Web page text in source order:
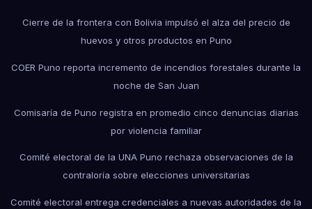
Cierre de la frontera con Bolivia impulsó el alza del precio de
huevos y otros productos en Puno
COER Puno reporta incremento de incendios forestales durante la
noche de San Juan
Comisaría de Puno registra en promedio cinco denuncias diarias
por violencia familiar
Comité electoral de la UNA Puno rechaza observaciones de la
contraloría sobre elecciones universitarias
Comité electoral entrega credenciales a nuevas autoridades de la